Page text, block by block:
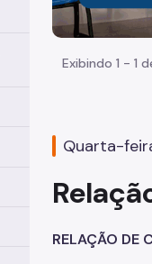
Exibindo 1 - 1
Quarta-
RELAÇÃO DE